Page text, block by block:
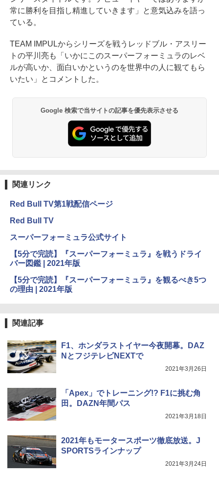
常に勝利を目指し精進していきます」と意気込みを語っ
ている。
TEAM IMPULからシリーズを戦うレッドブル・アスリー
トの平川亮も「いかにこのスーパーフォーミュラのレベ
ルが高いか、面白いかというのを世界中の人に観てもら
いたい」とコメントした。
Google 検索で当サイトの記事を優先表示させる
関連リンク
Red Bull TV第1戦配信ページ
Red Bull TV
スーパーフォーミュラ公式サイト
【5分で完読】『スーパーフォーミュラ』を戦うドライ
バー図鑑 | 2021年版
【5分で完読】『スーパーフォーミュラ』を観るべき5つ
の理由 | 2021年版
関連記事
F1、ホンダラストイヤー今夜開幕。DAZ
NとフジテレビNEXTで
2021年3月26日
「Apex」でトレーニング!? F1に挑む角
田。DAZN年間パス
2021年3月18日
2021年もモータースポーツ徹底放送。J
SPORTSラインナップ
2021年3月24日